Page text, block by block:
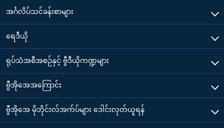
အင်္ဂလိပ်သင်ခန်းစာများ
ရေဒီယို
ရုပ်သံအစီအစဉ်နှင့် ဗွီဒီယိုကဏ္ဍများ
ဗွီအိုအေအကြောင်း
ဗွီအိုအေ မိုဘိုင်းလ်အက်ပ်များ ဒေါင်းလုတ်ယူရန်